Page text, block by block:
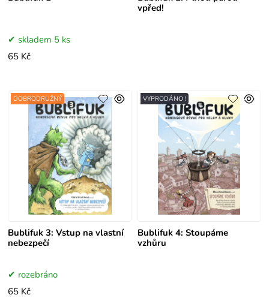
skladem 5 ks
65 Kč
vpřed!
Bublifuk 3: Vstup na vlastní
nebezpečí
DOBRODRUŽNÝ
rozebráno
65 Kč
Bublifuk 4: Stoupáme
vzhůru
VYPRODÁNO !